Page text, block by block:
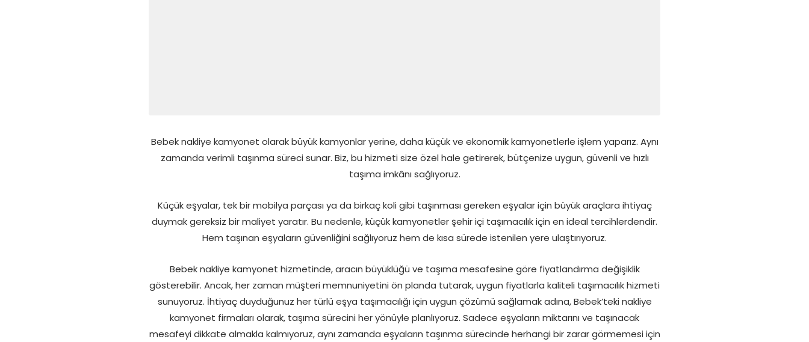
Bebek nakliye kamyonet olarak büyük kamyonlar yerine, daha küçük ve ekonomik kamyonetlerle işlem yaparız. Aynı
zamanda verimli taşınma süreci sunar. Biz, bu hizmeti size özel hale getirerek, bütçenize uygun, güvenli ve hızlı
taşıma imkânı sağlıyoruz.
Küçük eşyalar, tek bir mobilya parçası ya da birkaç koli gibi taşınması gereken eşyalar için büyük araçlara ihtiyaç
duymak gereksiz bir maliyet yaratır. Bu nedenle, küçük kamyonetler şehir içi taşımacılık için en ideal tercihlerdendir.
Hem taşınan eşyaların güvenliğini sağlıyoruz hem de kısa sürede istenilen yere ulaştırıyoruz.
Bebek nakliye kamyonet hizmetinde, aracın büyüklüğü ve taşıma mesafesine göre fiyatlandırma değişiklik
gösterebilir. Ancak, her zaman müşteri memnuniyetini ön planda tutarak, uygun fiyatlarla kaliteli taşımacılık hizmeti
sunuyoruz. İhtiyaç duyduğunuz her türlü eşya taşımacılığı için uygun çözümü sağlamak adına, Bebek’teki nakliye
kamyonet firmaları olarak, taşıma sürecini her yönüyle planlıyoruz. Sadece eşyaların miktarını ve taşınacak
mesafeyi dikkate almakla kalmıyoruz, aynı zamanda eşyaların taşınma sürecinde herhangi bir zarar görmemesi için